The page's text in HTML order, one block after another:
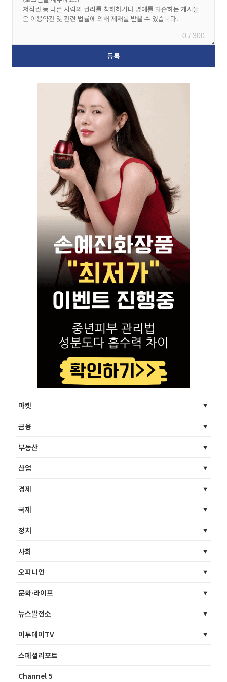
0 / 300
마켓
금융
부동산
산업
경제
국제
정치
사회
오피니언
문화·라이프
뉴스발전소
이투데이TV
스페셜리포트
Channel 5